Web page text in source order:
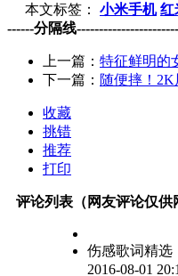
本文标签： 小米手机 红
------分隔线
上一篇： 特征鲜明的
下一篇： 随便摔！2K
收藏
挑错
推荐
打印
评论列表（网友评论仅供
伤感歌词精选
2016-08-01